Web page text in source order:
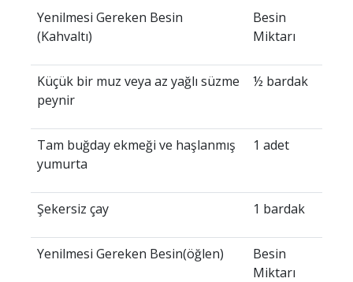
Yenilmesi Gereken Besin
(Kahvaltı)
Besin
Miktarı
Küçük bir muz veya az yağlı süzme
peynir
½ bardak
Tam buğday ekmeği ve haşlanmış
yumurta
1 adet
Şekersiz çay 1 bardak
Yenilmesi Gereken Besin(öğlen)
Besin
Miktarı